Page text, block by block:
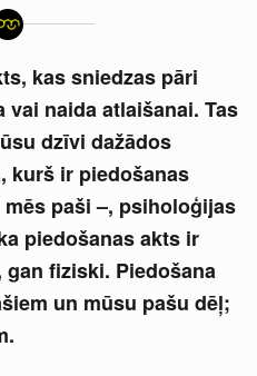
kas sniedzas pāri
naida atlaišanai. Tas
dzīvi dažādos
kurš ir piedošanas
paši –, psiholoģijas
piedošanas akts ir
gan fiziski. Piedošana
un mūsu pašu dēļ;